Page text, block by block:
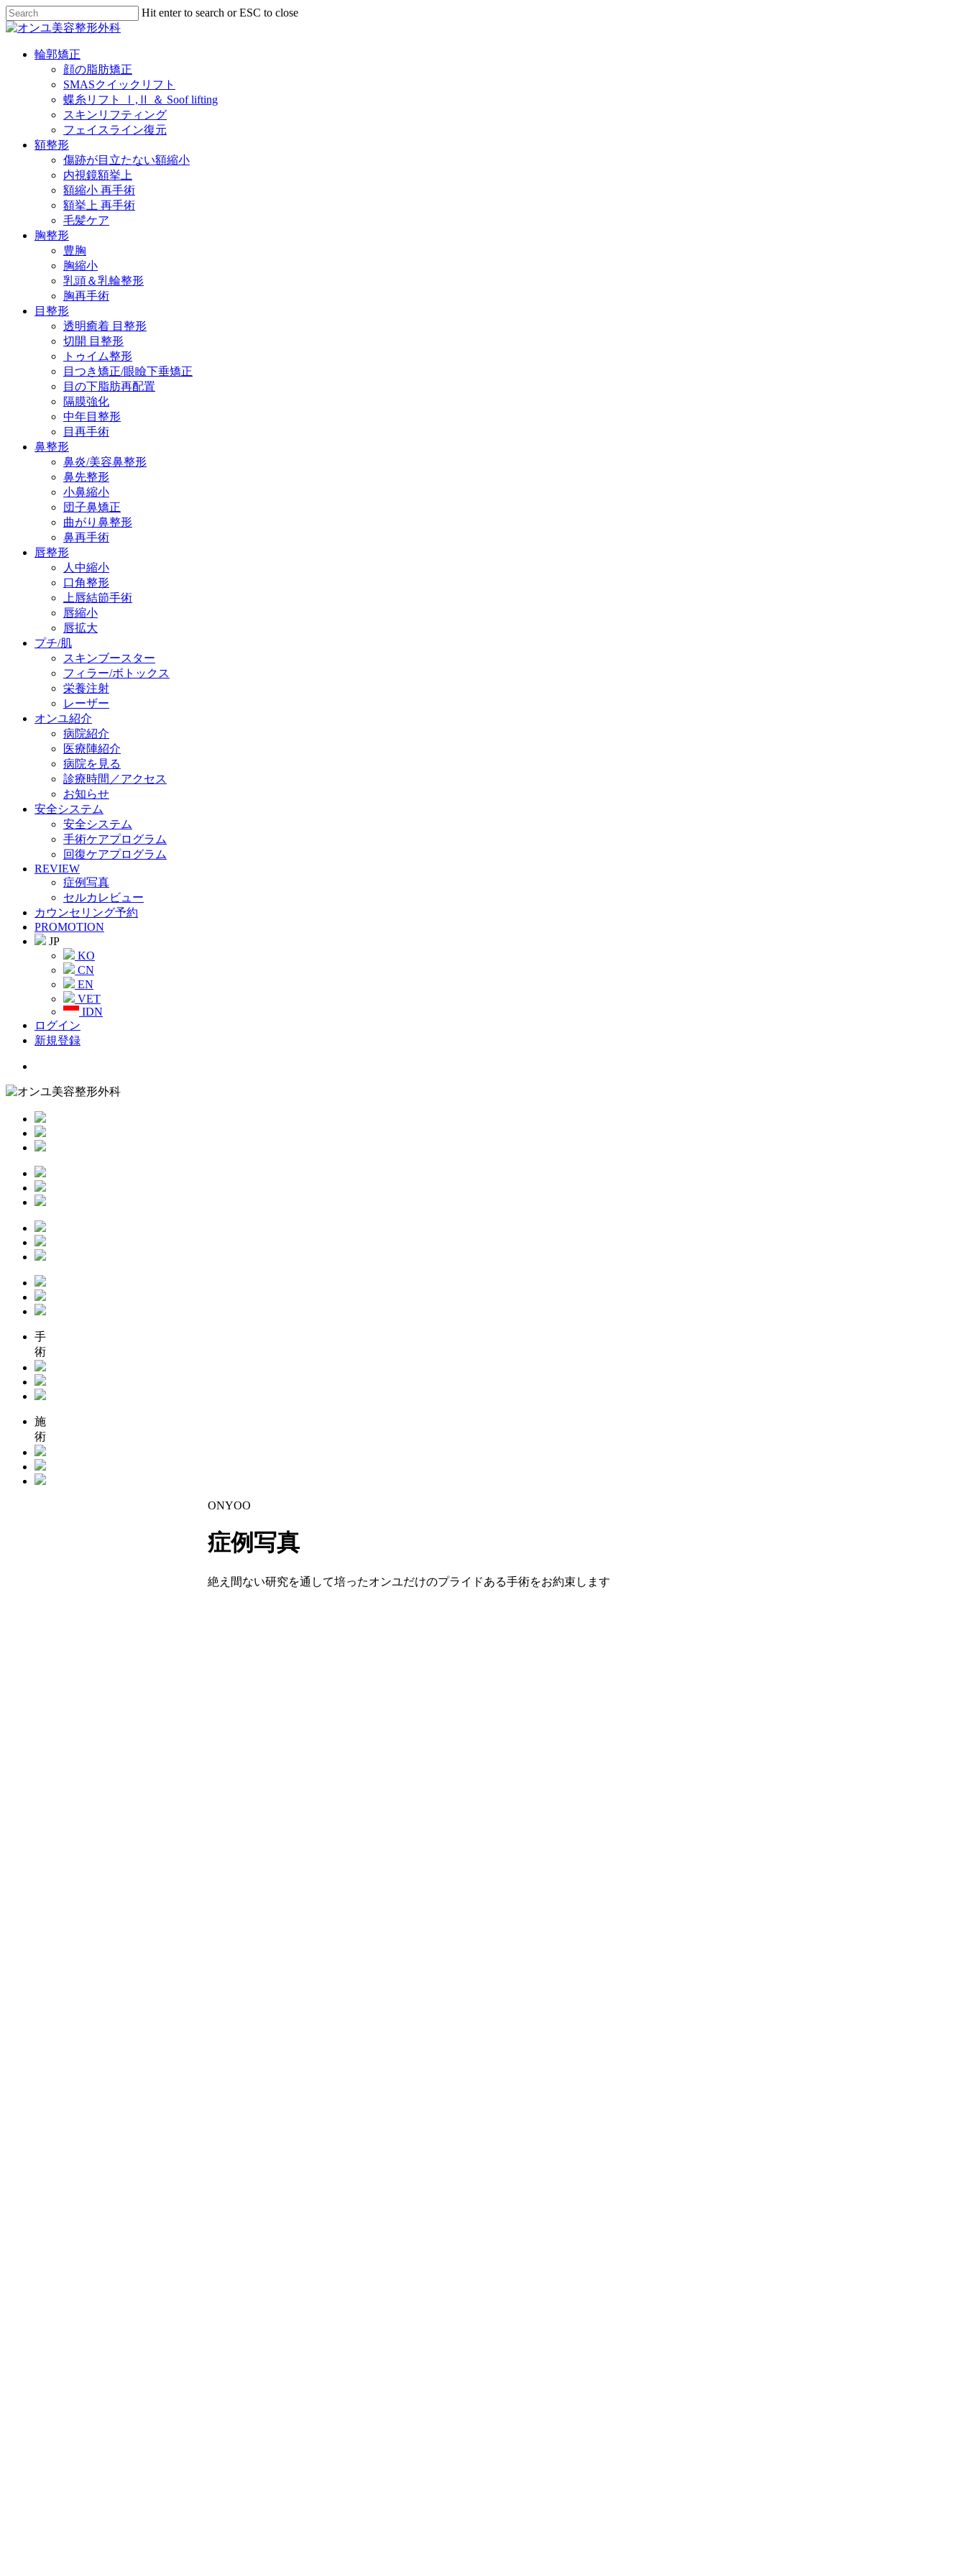
Skip
to
main
content
Hit enter to search or ESC to close
Close
Menu
輪郭矯正
顔の脂肪矯正
SMASクイックリフト
蝶糸リフト Ⅰ,Ⅱ ＆ Soof lifting
スキンリフティング
フェイスライン復元
額整形
傷跡が目立たない額縮小
内視鏡額挙上
額縮小 再手術
額挙上 再手術
毛髪ケア
胸整形
豊胸
胸縮小
乳頭＆乳輪整形
胸再手術
目整形
透明癒着 目整形
切開 目整形
トゥイム整形
目つき矯正/眼瞼下垂矯正
目の下脂肪再配置
隔膜強化
中年目整形
目再手術
鼻整形
鼻炎/美容鼻整形
鼻先整形
小鼻縮小
団子鼻矯正
曲がり鼻整形
鼻再手術
唇整形
人中縮小
口角整形
上唇結節手術
唇縮小
唇拡大
プチ/肌
スキンブースター
フィラー/ボトックス
栄養注射
レーザー
オンユ紹介
病院紹介
医療陣紹介
病院を見る
診療時間／アクセス
お知らせ
安全システム
安全システム
手術ケアプログラム
回復ケアプログラム
REVIEW
症例写真
セルカレビュー
カウンセリング予約
PROMOTION
JP
KO
CN
EN
VET
IDN
ログイン
新規登録
手
術
施
術
ONYOO
症例写真
絶え間ない研究を通して培ったオンユだけのプライドある手術をお約束します